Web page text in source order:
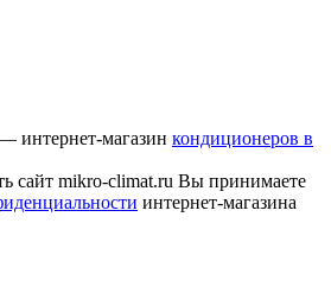
интернет-магазин кондиционеров в
сайт mikro-climat.ru Вы принимаете
интернет-магазина